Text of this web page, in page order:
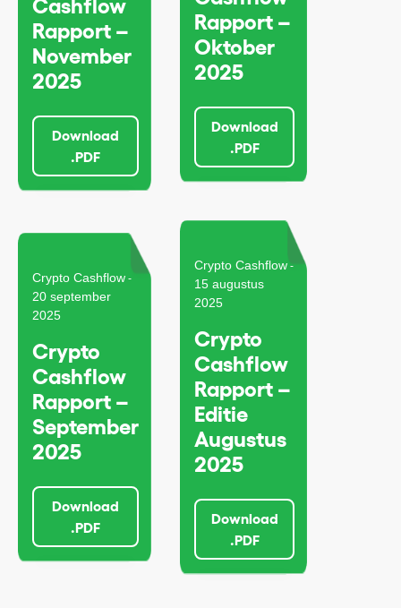
Cashflow
Rapport –
November
2025
Download
.PDF
Rapport –
Oktober
2025
Download
.PDF
Crypto Cashflow -
20 september
2025
Crypto
Cashflow
Rapport –
September
2025
Download
.PDF
Crypto Cashflow -
15 augustus
2025
Crypto
Cashflow
Rapport –
Editie
Augustus
2025
Download
.PDF